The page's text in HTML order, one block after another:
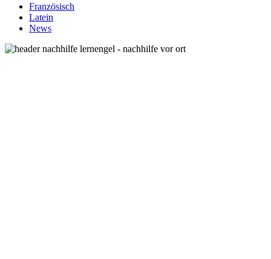
Damit
Lernen
Spaß
Französisch
Latein
News